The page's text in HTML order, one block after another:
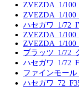
ZVEZDA_1/
ZVEZDA_1/
ハセガワ_1/
ZVEZDA_1/
ZVEZDA_1/
プラッツ_1/72_
ハセガワ_1/
ファインモー
ハセガワ